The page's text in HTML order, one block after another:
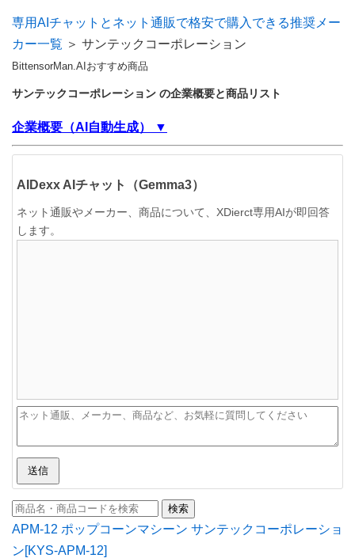
専用AIチャットとネット通販で格安で購入できる推奨メー
カー一覧 ＞ サンテックコーポレーション
BittensorMan.AIおすすめ商品
サンテックコーポレーション の企業概要と商品リスト
企業概要（AI自動生成） ▼
AIDexx AIチャット（Gemma3）
ネット通販やメーカー、商品について、XDierct専用AIが即回答
します。
送信
APM-12 ポップコーンマシーン サンテックコーポレーショ
ン[KYS-APM-12]